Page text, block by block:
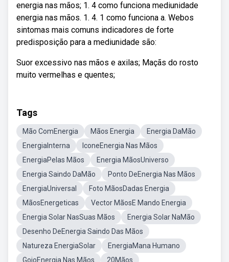
energia nas mãos; 1. 4 como funciona mediunidade
energia nas mãos. 1. 4. 1 como funciona a. Webos
sintomas mais comuns indicadores de forte
predisposição para a mediunidade são:
Suor excessivo nas mãos e axilas; Maçãs do rosto
muito vermelhas e quentes;
Tags
Mão ComEnergia Mãos Energia
Energia DaMão
EnergiaInterna
IconeEnergia Nas Mãos
EnergiaPelas Mãos
Energia MãosUniverso
Energia Saindo DaMão
Ponto DeEnergia Nas Mãos
EnergiaUniversal
Foto MãosDadas Energia
MãosEnergeticas
Vector MãosE Mando Energia
Energia Solar NasSuas Mãos
Energia Solar NaMão
Desenho DeEnergia Saindo Das Mãos
Natureza EnergiaSolar
EnergiaMana Humano
GojoEnergia Nas Mãos
20Mãos